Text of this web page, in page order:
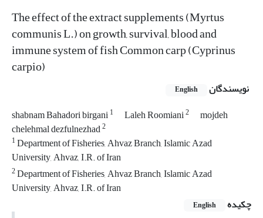
The effect of the extract supplements (Myrtus
communis L.) on growth, survival, blood and
immune system of fish Common carp (Cyprinus
carpio)
نویسندگان English
shabnam Bahadori birgani1 Laleh Roomiani2
mojdeh
chelehmal dezfulnezhad2
1Department of Fisheries, Ahvaz Branch, Islamic Azad
University, Ahvaz, I.R. of Iran
2Department of Fisheries, Ahvaz Branch, Islamic Azad
University, Ahvaz, I.R. of Iran
چکیده
English